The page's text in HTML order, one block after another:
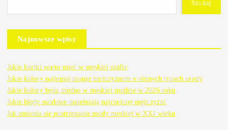
Szukaj
Najnowsze wpisy
Jakie kurtki warto mieć w męskiej szafie
Jakie kolory najlepiej pasują mężczyznom o różnych typach urody
Jakie kolory będą modne w męskiej modzie w 2026 roku
Jakie błędy modowe popełniają najczęściej mężczyźni
Jak zmienia się postrzeganie mody męskiej w XXI wieku